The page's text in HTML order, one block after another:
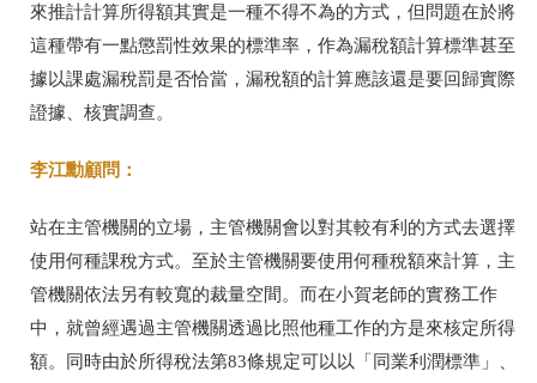
來推計計算所得額其實是一種不得不為的方式，但問題在於將
這種帶有一點懲罰性效果的標準率，作為漏稅額計算標準甚至
據以課處漏稅罰是否恰當，漏稅額的計算應該還是要回歸實際
證據、核實調查。
李江勳顧問：
站在主管機關的立場，主管機關會以對其較有利的方式去選擇
使用何種課稅方式。至於主管機關要使用何種稅額來計算，主
管機關依法另有較寬的裁量空間。而在小賀老師的實務工作
中，就曾經遇過主管機關透過比照他種工作的方是來核定所得
額。同時由於所得稅法第83條規定可以以「同業利潤標準」、